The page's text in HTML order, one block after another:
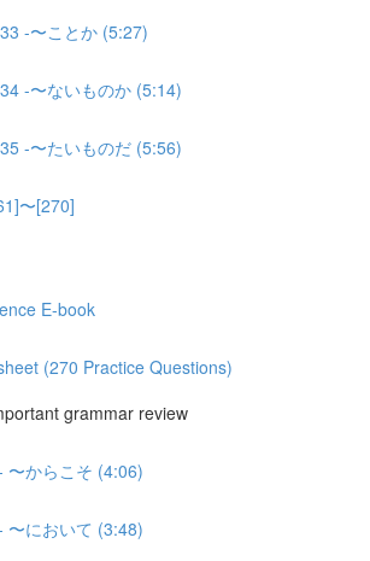
-〜ことか (5:27)
-〜ないものか (5:14)
-〜たいものだ (5:56)
〜[270]
E-book
(270 Practice Questions)
grammar review
〜からこそ (4:06)
〜において (3:48)